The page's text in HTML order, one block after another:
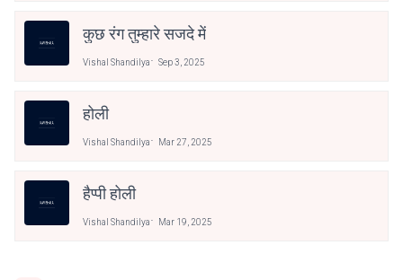
कुछ रंग तुम्हारे सजदे में
Vishal Shandilya Sep 3, 2025
होली
Vishal Shandilya Mar 27, 2025
हैप्पी होली
Vishal Shandilya Mar 19, 2025